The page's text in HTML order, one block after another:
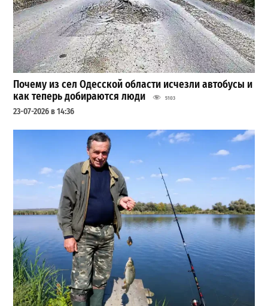
Почему из сел Одесской области исчезли автобусы и
как теперь добираются люди
5103
23-07-2026 в 14:36